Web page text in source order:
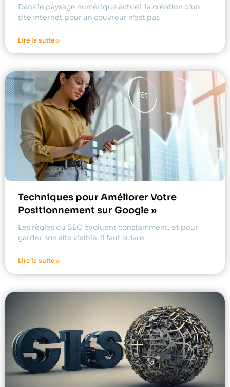
Dans le paysage numérique actuel, la création d’un
site internet pour un couvreur n’est pas
Lire la suite »
Techniques pour Améliorer Votre
Positionnement sur Google »
Les règles du SEO évoluent constamment, et pour
garder son site visible, il faut suivre
Lire la suite »